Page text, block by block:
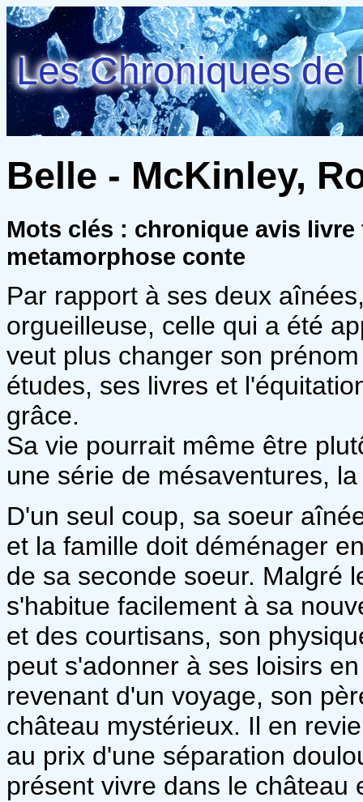
Les Chroniques de
Belle - McKinley,
Mots clés : chronique avis
metamorphose conte
Par rapport à ses deux
orgueilleuse, celle qui a été
veut plus changer son
études, ses livres et
grâce.
Sa vie pourrait même être
une série de mésaventures,
D'un seul coup, sa soeur
et la famille doit déménager
de sa seconde soeur. Malgré
s'habitue facilement à sa
et des courtisans, son
peut s'adonner à ses loisirs
revenant d'un voyage, son
château mystérieux. Il en
au prix d'une séparation
présent vivre dans le château